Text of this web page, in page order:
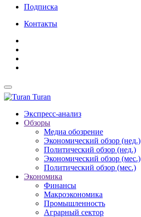
Подписка
Контакты
Turan
Экспресс-анализ
Обзоры
Медиа обозрение
Экономический обзор (нед.)
Политический обзор (нед.)
Экономический обзор (мес.)
Политический обзор (мес.)
Экономика
Финансы
Макроэкономика
Промышленность
Аграрный сектор